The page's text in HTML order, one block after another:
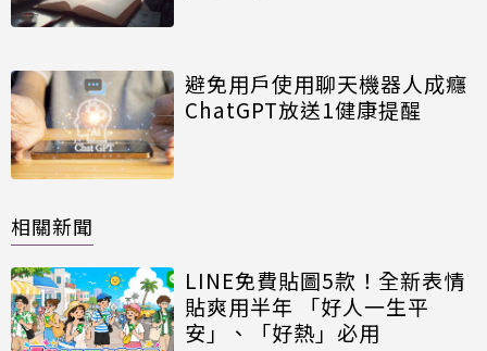
避免用戶使用聊天機器人成癮
ChatGPT放送1健康提醒
相關新聞
LINE免費貼圖5款！全新表情
貼爽用半年 「好人一生平
安」、「好熱」必用